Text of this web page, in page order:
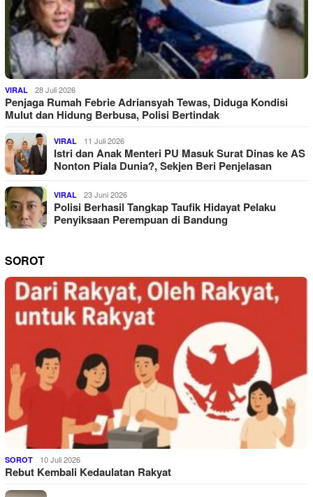
VIRAL 28 Juli 2026
Penjaga Rumah Febrie Adriansyah Tewas, Diduga Kondisi
Mulut dan Hidung Berbusa, Polisi Bertindak
VIRAL 11 Juli 2026
Istri dan Anak Menteri PU Masuk Surat Dinas ke AS
Nonton Piala Dunia?, Sekjen Beri Penjelasan
VIRAL 23 Juni 2026
Polisi Berhasil Tangkap Taufik Hidayat Pelaku
Penyiksaan Perempuan di Bandung
SOROT
SOROT 10 Juli 2026
Rebut Kembali Kedaulatan Rakyat